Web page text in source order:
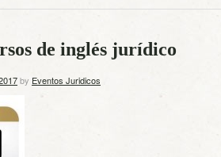
de inglés jurídico
by Eventos Juridicos